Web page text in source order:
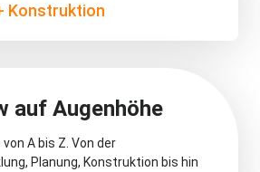
Konstruktion
auf Augenhöhe
A bis Z. Von der
Planung, Konstruktion bis hin